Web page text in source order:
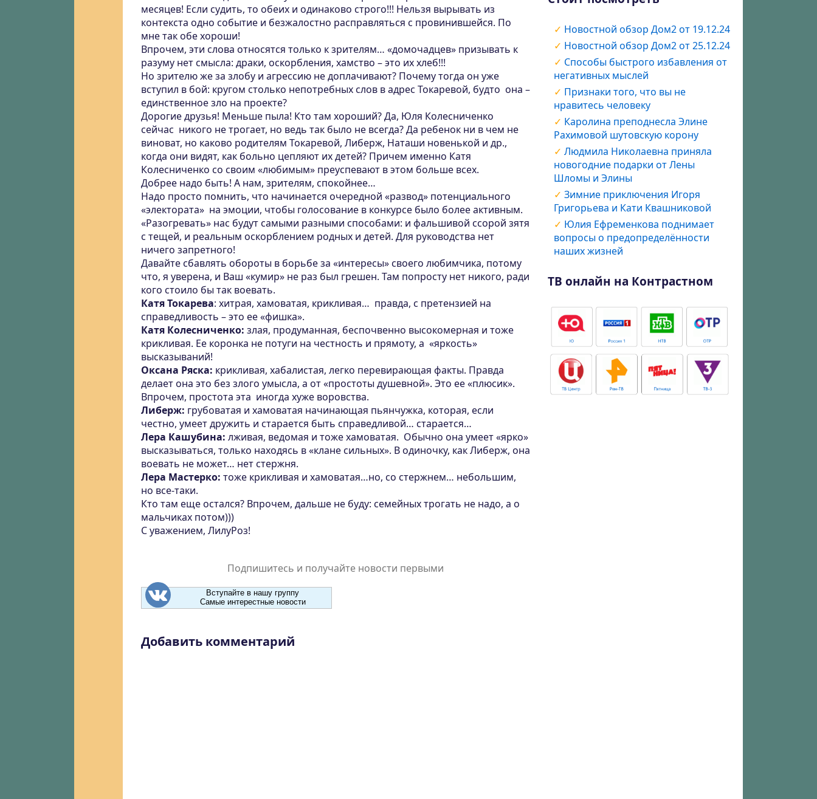
месяцев! Если судить, то обеих и одинаково строго!!! Нельзя вырывать из
контекста одно событие и безжалостно расправляться с провинившейся. По
мне так обе хороши!
Впрочем, эти слова относятся только к зрителям… «домочадцев» призывать к
разуму нет смысла: драки, оскорбления, хамство – это их хлеб!!!
Но зрителю же за злобу и агрессию не доплачивают? Почему тогда он уже
вступил в бой: кругом столько непотребных слов в адрес Токаревой, будто она –
единственное зло на проекте?
Дорогие друзья! Меньше пыла! Кто там хороший? Да, Юля Колесниченко
сейчас никого не трогает, но ведь так было не всегда? Да ребенок ни в чем не
виноват, но каково родителям Токаревой, Либерж, Наташи новенькой и др.,
когда они видят, как больно цепляют их детей? Причем именно Катя
Колесниченко со своим «любимым» преуспевают в этом больше всех.
Добрее надо быть! А нам, зрителям, спокойнее…
Надо просто помнить, что начинается очередной «развод» потенциального
«электората» на эмоции, чтобы голосование в конкурсе было более активным.
«Разогревать» нас будут самыми разными способами: и фальшивой ссорой зятя
с тещей, и реальным оскорблением родных и детей. Для руководства нет
ничего запретного!
Давайте сбавлять обороты в борьбе за «интересы» своего любимчика, потому
что, я уверена, и Ваш «кумир» не раз был грешен. Там попросту нет никого, ради
кого стоило бы так воевать.
Катя Токарева: хитрая, хамоватая, крикливая… правда, с претензией на
справедливость – это ее «фишка».
Катя Колесниченко: злая, продуманная, беспочвенно высокомерная и тоже
крикливая. Ее коронка не потуги на честность и прямоту, а «яркость»
высказываний!
Оксана Ряска: крикливая, хабалистая, легко перевирающая факты. Правда
делает она это без злого умысла, а от «простоты душевной». Это ее «плюсик».
Впрочем, простота эта иногда хуже воровства.
Либерж: грубоватая и хамоватая начинающая пьянчужка, которая, если
честно, умеет дружить и старается быть справедливой… старается…
Лера Кашубина: лживая, ведомая и тоже хамоватая. Обычно она умеет «ярко»
высказываться, только находясь в «клане сильных». В одиночку, как Либерж, она
воевать не может… нет стержня.
Лера Мастерко: тоже крикливая и хамоватая…но, со стержнем… небольшим,
но все-таки.
Кто там еще остался? Впрочем, дальше не буду: семейных трогать не надо, а о
мальчиках потом)))
С уважением, ЛилуРоз!
Подпишитесь и получайте новости первыми
Вступайте в нашу группу
Самые интерестные новости
Добавить комментарий
Новостной обзор Дом2 от 19.12.24
Новостной обзор Дом2 от 25.12.24
Способы быстрого избавления от
негативных мыслей
Признаки того, что вы не
нравитесь человеку
Каролина преподнесла Элине
Рахимовой шутовскую корону
Людмила Николаевна приняла
новогодние подарки от Лены
Шломы и Элины
Зимние приключения Игоря
Григорьева и Кати Квашниковой
Юлия Ефременкова поднимает
вопросы о предопределённости
наших жизней
ТВ онлайн на Контрастном